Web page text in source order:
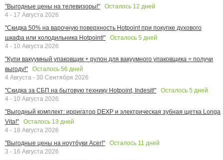
"Выгодные цены на телевизоры!"
Осталось 12 дней
4 - 17 Августа 2026
"Скидка 50% на варочную поверхность Hotpoint при покупке духового
шкафа или холодильника Hotpoint!"
Осталось 5 дней
4 - 10 Августа 2026
"Купи вакуумный упаковщик + рулон для вакуумного упаковщика = получи
выгоду!"
Осталось 56 дней
4 Августа - 30 Сентября 2026
"Скидка за СБП на бытовую технику Hotpoint, Indesit!"
Осталось 5 дней
4 - 10 Августа 2026
"Выгодный комплект: ирригатор DEXP и электрическая зубная щетка Longa
Vita!"
Осталось 13 дней
4 - 18 Августа 2026
"Выгодные цены на ноутбуки Acer!"
Осталось 11 дней
3 - 16 Августа 2026